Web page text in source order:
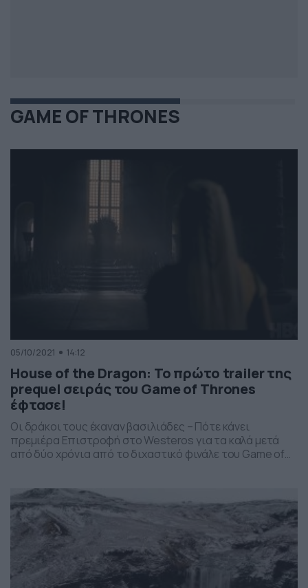
GAME OF THRONES
05/10/2021 14:12
House of the Dragon: Το πρώτο trailer της
prequel σειράς του Game of Thrones
έφτασε!
Οι δράκοι τους έκαναν βασιλιάδες – Πότε κάνει
πρεμιέρα Επιστροφή στο Westeros για τα καλά μετά
από δύο χρόνια από το διχαστικό φινάλε του Game of
πρώτο teaser trailer του “House of the Dragon“, όπως θα
ονομάζεται και θα μας […]